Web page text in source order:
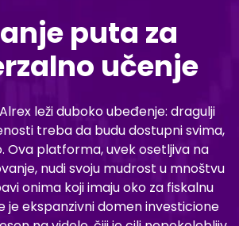
puta za
učenje
leži duboko ubeđenje: dragulji
treba da budu dostupni svima,
Ova platforma, uvek osetljiva na
nudi svoju mudrost u mnoštvu
onima koji imaju oko za fiskalnu
je ekspanzivni domen investicione